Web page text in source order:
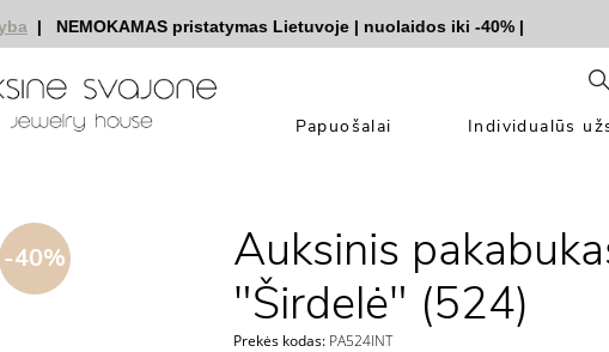
| NEMOKAMAS pristatymas Lietuvoje|nuolaidos iki -40%|
Papuošalai Individualūs
-40%
Auksinis
"Širdelė" (524)
Prekės kodas:PA524INT